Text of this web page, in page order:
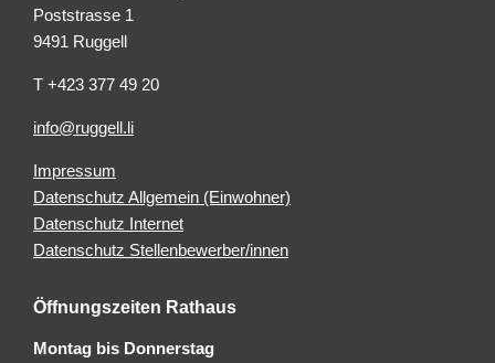
Poststrasse 1
9491 Ruggell
T +423 377 49 20
info@ruggell.li
Impressum
Datenschutz Allgemein (Einwohner)
Datenschutz Internet
Datenschutz Stellenbewerber/innen
Öffnungszeiten Rathaus
Montag bis Donnerstag